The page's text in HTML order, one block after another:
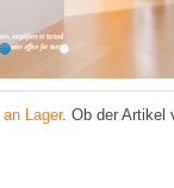
an Lager. Ob der Artikel